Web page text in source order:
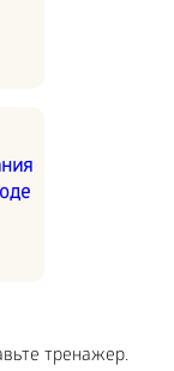
тренажер.